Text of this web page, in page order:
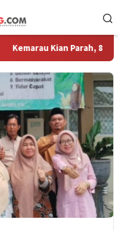
Kian Parah, 80 Titik di